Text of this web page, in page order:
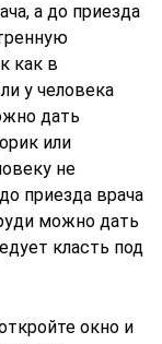
а до приезда
как в
у человека
дать
или
не
приезда врача
можно дать
класть под
окно и